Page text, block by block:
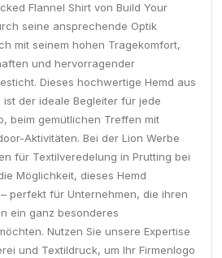
Flannel Shirt von Build Your
seine ansprechende Optik
mit seinem hohen Tragekomfort,
und hervorragender
Dieses hochwertige Hemd aus
ist der ideale Begleiter für jede
beim gemütlichen Treffen mit
Aktivitäten. Bei der Lion Werbe
für Textilveredelung in Prutting bei
Möglichkeit, dieses Hemd
perfekt für Unternehmen, die ihren
ein ganz besonderes
Nutzen Sie unsere Expertise
und Textildruck, um Ihr Firmenlogo